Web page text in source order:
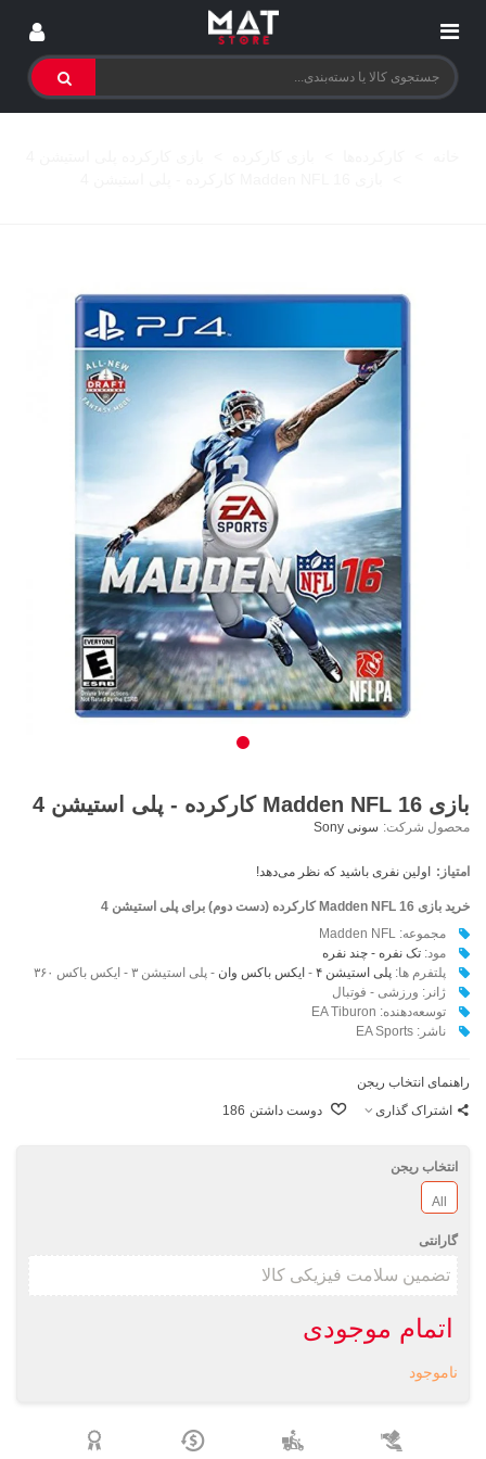
بازی Madden NFL 16 کارکرده - پلی استیشن 4
محصول شرکت: سونی Sony
امتیاز: اولین نفری باشید که نظر می‌دهد!
خرید بازی Madden NFL 16 کارکرده (دست دوم) برای پلی استیشن 4
مجموعه: Madden NFL
مود:تک نفره - چند نفره
پلتفرم ها:پلی استیشن ۴ -ایکس باکس وان - پلی استیشن ۳ - ایکس باکس ۳۶۰
ژانر: ورزشی - فوتبال
توسعه‌دهنده: EA Tiburon
ناشر:‌ EA Sports
راهنمای انتخاب ریجن
اشتراک گذاری
دوست داشتن 186
انتخاب ریجن
All
گارانتی
اتمام موجودی
ناموجود